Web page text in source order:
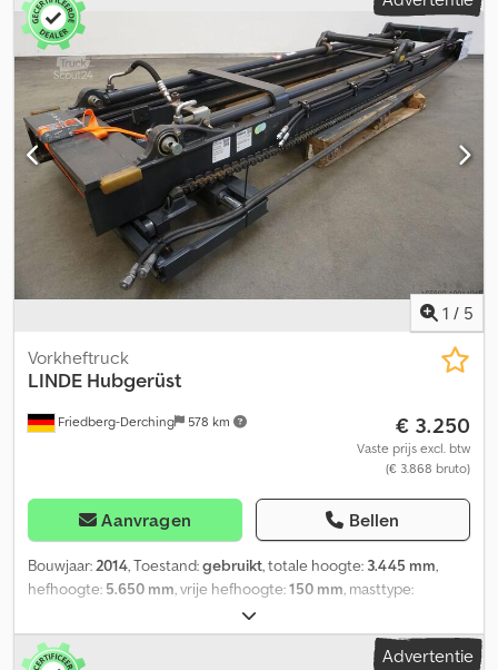
Uzmge Aagsf
1 / 5
Friedberg-Derching 578 km
Vorkheftruck
LINDE Hubgerüst
€ 3.250
Vaste prijs excl. btw
(€ 3.868 bruto)
Aanvragen Bellen
Bouwjaar:2014, Toestand:gebruikt, totale hoogte: 3.445 mm,
hefhoogte: 5.650 mm, vrije hefhoogte:150 mm, masttype:
, Mastuitvoering: standaard, Mast: dubbele extra
hydrauliek, Bouwhoogte: 3445 mm, Heffhoogte: 5650 mm, Vrije
heffing: 150 mm, Vorkenbordbreedte: 980 mm, Ophanging: FEM2,
Advertentie